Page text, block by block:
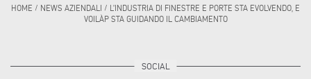
HOME / NEWS AZIENDALI / L’INDUSTRIA DI FINESTRE E PORTE STA EVOLVENDO, E
VOILÀP STA GUIDANDO IL CAMBIAMENTO